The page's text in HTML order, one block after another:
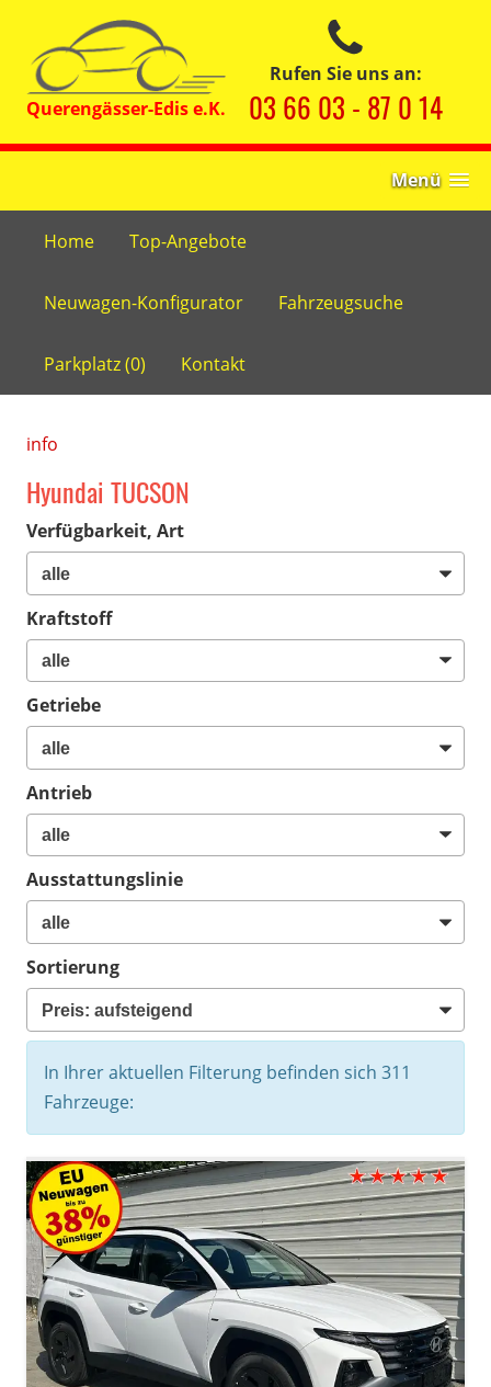
Rufen Sie uns an:
03 66 03 - 87 0 14
Menü
Home Top-Angebote
Neuwagen-Konfigurator Fahrzeugsuche
Parkplatz (0) Kontakt
info
Hyundai TUCSON
Verfügbarkeit, Art
Kraftstoff
Getriebe
Antrieb
Ausstattungslinie
Sortierung
In Ihrer aktuellen Filterung befinden sich 311
Fahrzeuge: